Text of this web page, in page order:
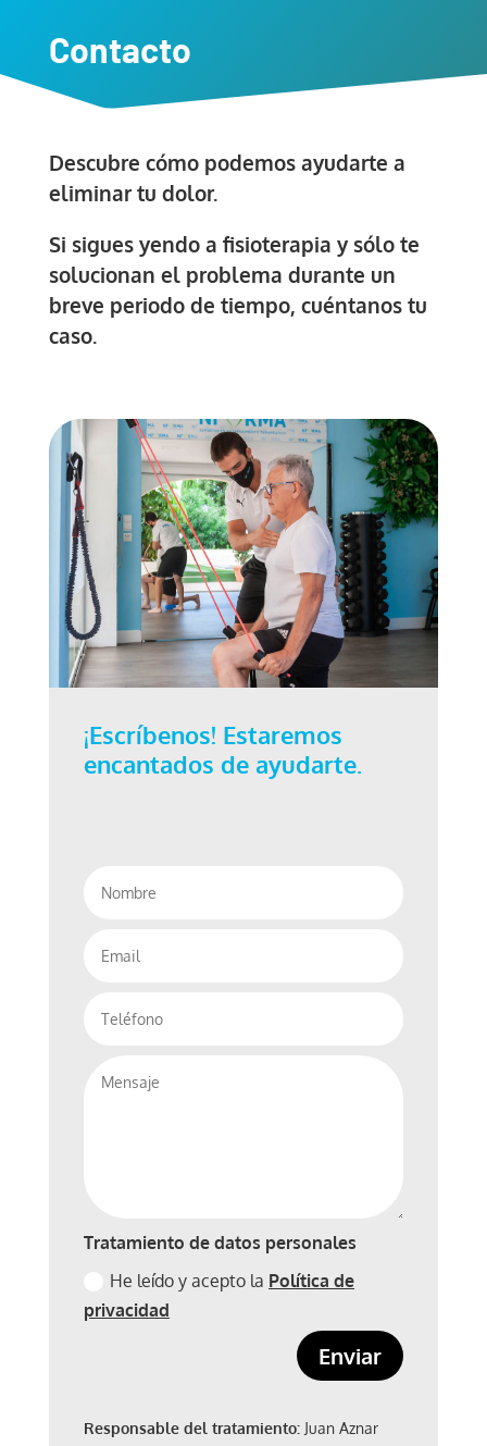
Contacto
Descubre cómo podemos ayudarte a
eliminar tu dolor.
Si sigues yendo a fisioterapia y sólo te
solucionan el problema durante un
breve periodo de tiempo, cuéntanos tu
caso.
¡Escríbenos! Estaremos
encantados de ayudarte.
Tratamiento de datos personales
He leído y acepto la Política de
privacidad
Enviar
Responsable del tratamiento:Juan Aznar